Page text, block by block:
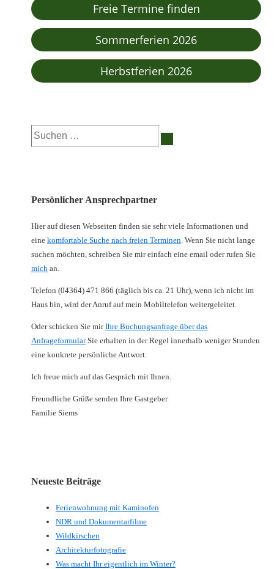
Freie Termine finden
Sommerferien 2026
Herbstferien 2026
Suchen
nach:
Persönlicher Ansprechpartner
Hier auf diesen Webseiten finden sie sehr viele Informationen und
eine komfortable Suche nach freien Terminen. Wenn Sie nicht lange
suchen möchten, schreiben Sie mir einfach eine email oder rufen Sie
mich an.
Telefon (04364) 471 866 (täglich bis ca. 21 Uhr), wenn ich nicht im
Haus bin, wird der Anruf auf mein Mobiltelefon weitergeleitet.
Oder schicken Sie mirIhre Buchungsanfrage über das
AnfrageformularSie erhalten in der Regel innerhalb weniger Stunden
eine konkrete persönliche Antwort.
Ich freue mich auf das Gespräch mit Ihnen.
Freundliche Grüße senden Ihre Gastgeber
Familie Siems
Neueste Beiträge
Ferienwohnung mit Kaminofen
NDR und Dokumentarfilme
Wildkirschen
Architekturfotografie
Was macht Ihr eigentlich im Winter?